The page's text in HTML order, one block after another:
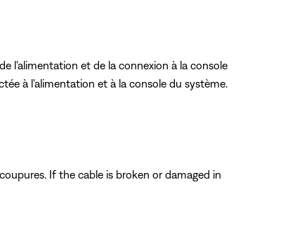
l'alimentation et de la connexion à la console
à l'alimentation et à la console du système.
If the cable is broken or damaged in